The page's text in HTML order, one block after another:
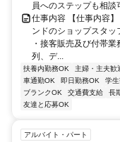
員へのステップも相
仕事内容 【仕事内容
ンドのショップスタッ
・接客販売及び付帯
列、デ...
扶養内勤務OK 主婦・主夫歓
車通勤OK
即日勤務OK 学
ブランクOK
交通費支給 長
友達と応募OK
アルバイト・パート